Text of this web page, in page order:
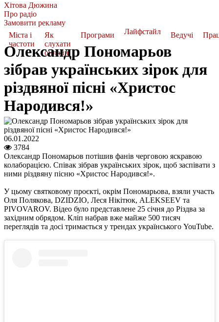
Хітова Дюжина
Про радіо
Замовити рекламу
Міста і
частоти
Як
слухати
онлайн
Програми Лайфстайл Ведучі
Олександр Пономарьов
зібрав українських зірок для
різдвяної пісні «Христос
Народився!»
06.01.2022
3784
Олександр Пономарьов потішив фанів черговою яскравою
колаборацією. Співак зібрав українських зірок, щоб заспівати з
ними різдвяну пісню «Христос Народився!».
У цьому святковому проєкті, окрім Пономарьова, взяли участь
Оля Полякова, DZIDZIO, Леся Нікітюк, ALEKSEEV та
PIVOVAROV. Відео було представлене 25 січня до Різдва за
західним обрядом. Кліп набрав вже майже 500 тисяч
переглядів та досі тримається у трендах українського YouTube.